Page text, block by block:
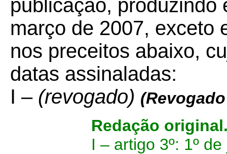
publicação, produzindo
março de 2007, exceto
nos preceitos abaixo,
datas assinaladas:
I – (revogado)
Redação
I – artigo 3º: 1º